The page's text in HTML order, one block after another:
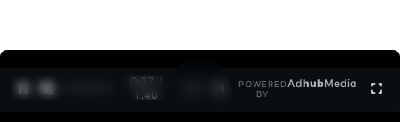
0:27 /
1:40
POWERED
BY
AdhubMedia